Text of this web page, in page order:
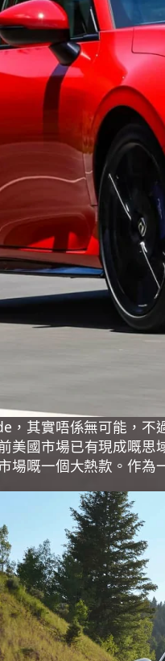
，其實唔係無可能，
美國市場已有現成嘅
場嘅一個大熱款。作